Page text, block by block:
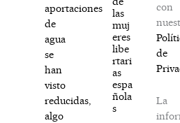
aportaciones
de
agua
se
han
visto
reducidas,
algo
las
muj
eres
libe
rtari
as
espa
ñola
s
con
de
La